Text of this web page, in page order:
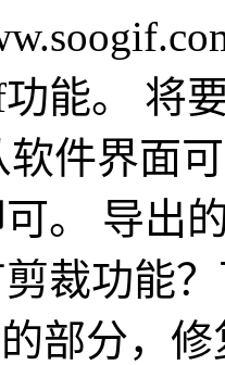
能。 将
件界面
。 导出
裁功能
部分，